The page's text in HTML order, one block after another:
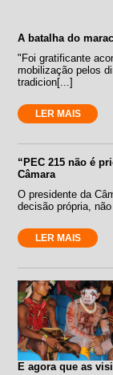
A batalha do
"Foi gratificante
mobilização pelos
tradicion[...]
LER MAIS
“PEC 215 não é
Câmara
O presidente da
decisão própria,
LER MAIS
E agora que as